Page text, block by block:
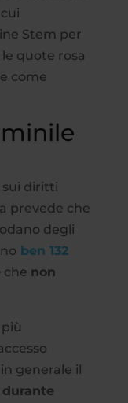
Stem per
quote rosa
come
sui diritti
prevede che
degli
ben 132
che non
generale il
durante